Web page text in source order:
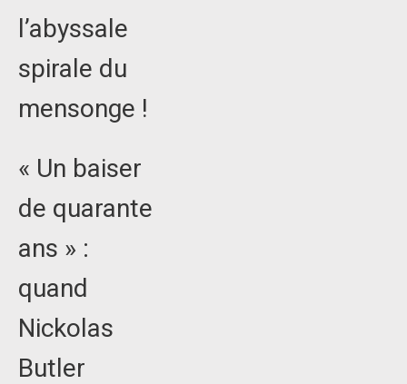
l’abyssale
spirale du
mensonge !
« Un baiser
de quarante
ans » :
quand
Nickolas
Butler